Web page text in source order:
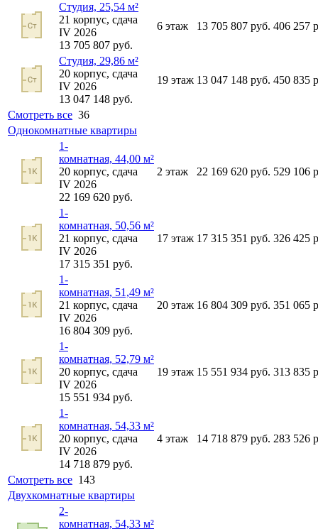
Студия, 25,54 м²
21 корпус, сдача
IV 2026
13 705 807 руб.
6 этаж 13 705 807 руб. 406 257
Студия, 29,86 м²
20 корпус, сдача
IV 2026
13 047 148 руб.
19 этаж 13 047 148 руб. 450 835
Смотреть все 36
Однокомнатные квартиры
1-
комнатная, 44,00 м²
20 корпус, сдача
IV 2026
22 169 620 руб.
2 этаж 22 169 620 руб. 529 106
1-
комнатная, 50,56 м²
21 корпус, сдача
IV 2026
17 315 351 руб.
17 этаж 17 315 351 руб. 326 425
1-
комнатная, 51,49 м²
21 корпус, сдача
IV 2026
16 804 309 руб.
20 этаж 16 804 309 руб. 351 065
1-
комнатная, 52,79 м²
20 корпус, сдача
IV 2026
15 551 934 руб.
19 этаж 15 551 934 руб. 313 835
1-
комнатная, 54,33 м²
20 корпус, сдача
IV 2026
14 718 879 руб.
4 этаж 14 718 879 руб. 283 526
Смотреть все 143
Двухкомнатные квартиры
2-
комнатная, 54,33 м²